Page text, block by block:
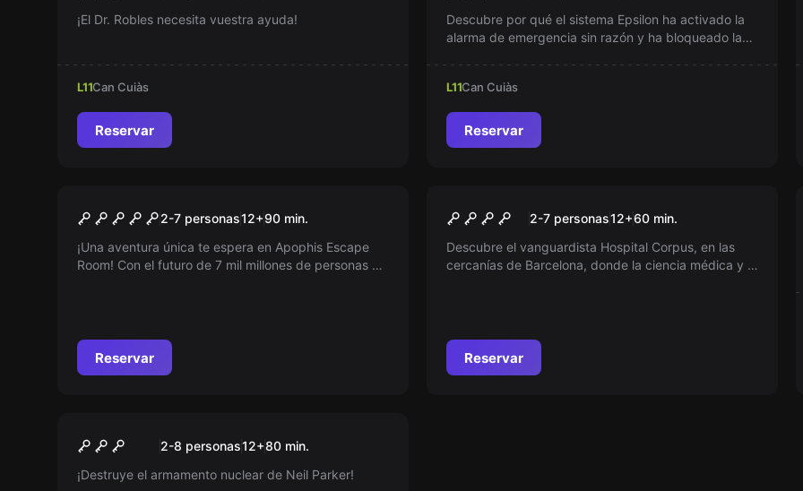
¡El Dr. Robles necesita vuestra ayuda!
L11Can Cuiàs
Reservar
Descubre por qué el sistema Epsilon ha activado la
alarma de emergencia sin razón y ha bloqueado las
desentrañar el misterio y restaurar el control antes
del caos total?
L11Can Cuiàs
Reservar
Apophis2-7 personas12+90 min.
¡Una aventura única te espera en Apophis Escape
Room! Con el futuro de 7 mil millones de personas en
Reservar
Nuevo
INTRACORPUS
2-7 personas12+60 min.
Descubre el vanguardista Hospital Corpus, en las
cercanías de Barcelona, donde la ciencia médica y la
Reservar
Nuevo
La base secreta: Código
Rojo
2-8 personas12+80 min.
¡Destruye el armamento nuclear de Neil Parker!